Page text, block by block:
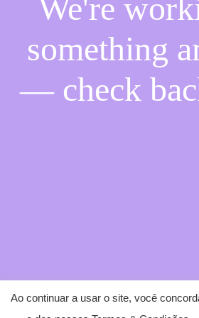
We're
something
— check
Ao continuar a usar o site, você